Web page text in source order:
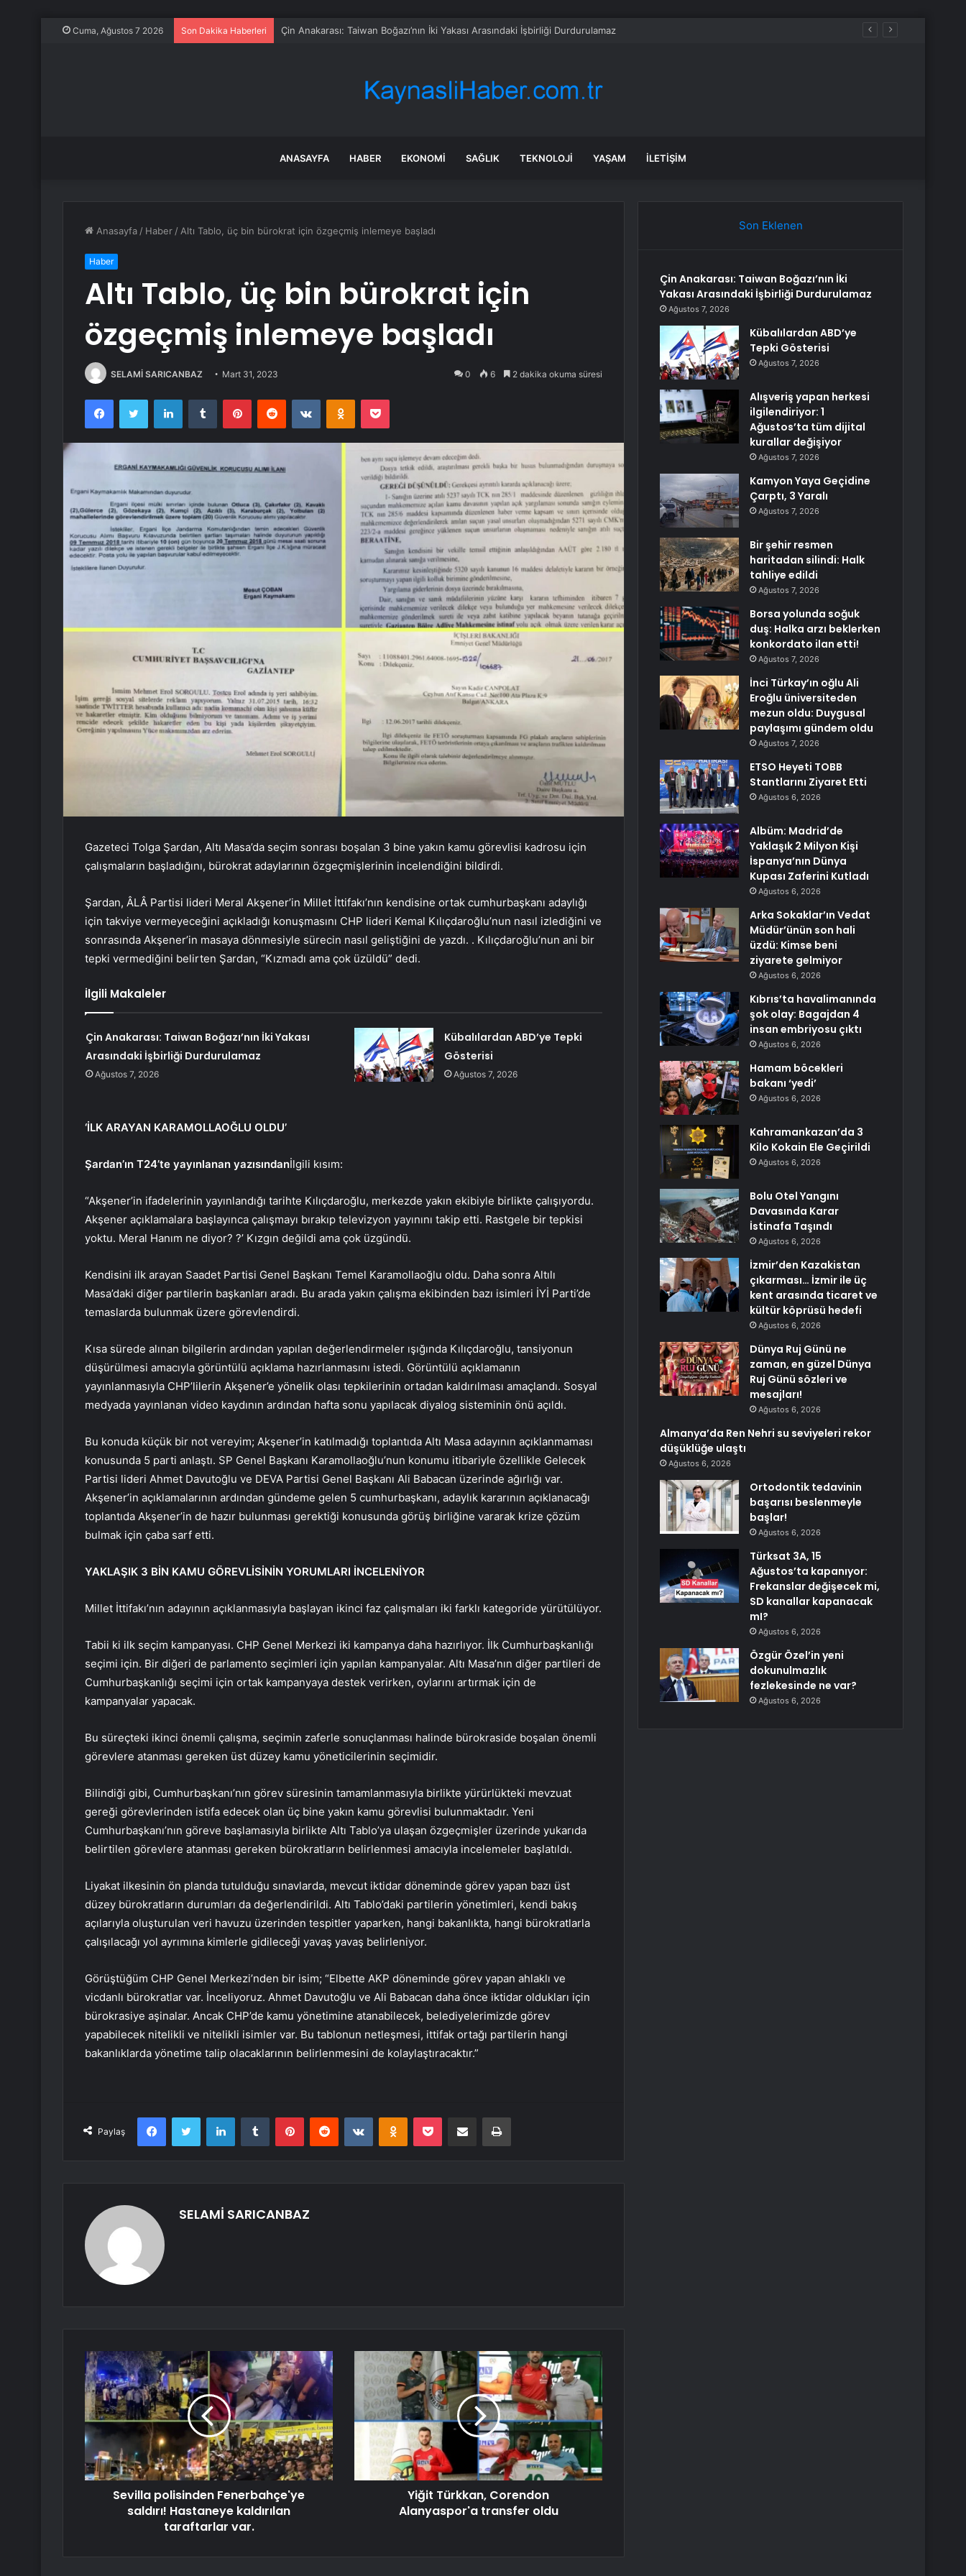
Cuma, Ağustos 7 2026 Son Dakika Haberleri Çin Anakarası: Taiwan Boğazı’nın İki Yakası Arasındaki İşbirliği Durdurulamaz
ANASAYFA HABER EKONOMI SAĞLIK TEKNOLOJI YAŞAM İLETIŞIM
Anasayfa / Haber / Altı Tablo, üç bin bürokrat için özgeçmiş inlemeye başladı
Haber
Altı Tablo, üç bin bürokrat için
özgeçmiş inlemeye başladı
SELAMİ SARICANBAZ Mart 31, 2023 0 6 2 dakika okuma süresi
FacebookTwitter LinkedInTumblr PinterestReddit VKontakteOdnoklassniki
Pocket
Gazeteci Tolga Şardan, Altı Masa’da seçim sonrası boşalan 3 bine yakın kamu görevlisi kadrosu için
çalışmaların başladığını, bürokrat adaylarının özgeçmişlerinin incelendiğini bildirdi.
Şardan, ÂLÂ Partisi lideri Meral Akşener’in Millet İttifakı’nın kendisine ortak cumhurbaşkanı adaylığı
için takviye vermeyeceğini açıkladığı konuşmasını CHP lideri Kemal Kılıçdaroğlu’nun nasıl izlediğini ve
sonrasında Akşener’in masaya dönmesiyle sürecin nasıl geliştiğini de yazdı. . Kılıçdaroğlu’nun ani bir
tepki vermediğini belirten Şardan, “Kızmadı ama çok üzüldü” dedi.
İlgili Makaleler
Çin Anakarası: Taiwan Boğazı’nın İki Yakası
Arasındaki İşbirliği Durdurulamaz
Ağustos 7, 2026
Kübalılardan ABD’ye Tepki
Gösterisi
Ağustos 7, 2026
‘İLK ARAYAN KARAMOLLAOĞLU OLDU’
Şardan’ın T24’te yayınlanan yazısındanİlgili kısım:
“Akşener’in ifadelerinin yayınlandığı tarihte Kılıçdaroğlu, merkezde yakın ekibiyle birlikte çalışıyordu.
Akşener açıklamalara başlayınca çalışmayı bırakıp televizyon yayınını takip etti. Rastgele bir tepkisi
yoktu. Meral Hanım ne diyor? ?’ Kızgın değildi ama çok üzgündü.
Kendisini ilk arayan Saadet Partisi Genel Başkanı Temel Karamollaoğlu oldu. Daha sonra Altılı
Masa’daki diğer partilerin başkanları aradı. Bu arada yakın çalışma ekibinden bazı isimleri İYİ Parti’de
temaslarda bulunmak üzere görevlendirdi.
Kısa sürede alınan bilgilerin ardından yapılan değerlendirmeler ışığında Kılıçdaroğlu, tansiyonun
düşürülmesi amacıyla görüntülü açıklama hazırlanmasını istedi. Görüntülü açıklamanın
yayınlanmasıyla CHP’lilerin Akşener’e yönelik olası tepkilerinin ortadan kaldırılması amaçlandı. Sosyal
medyada yayınlanan video kaydının ardından hafta sonu yapılacak diyalog sisteminin önü açıldı.
Bu konuda küçük bir not vereyim; Akşener’in katılmadığı toplantıda Altı Masa adayının açıklanmaması
konusunda 5 parti anlaştı. SP Genel Başkanı Karamollaoğlu’nun konumu itibariyle özellikle Gelecek
Partisi lideri Ahmet Davutoğlu ve DEVA Partisi Genel Başkanı Ali Babacan üzerinde ağırlığı var.
Akşener’in açıklamalarının ardından gündeme gelen 5 cumhurbaşkanı, adaylık kararının açıklanacağı
toplantıda Akşener’in de hazır bulunması gerektiği konusunda görüş birliğine vararak krize çözüm
bulmak için çaba sarf etti.
YAKLAŞIK 3 BİN KAMU GÖREVLİSİNİN YORUMLARI İNCELENİYOR
Millet İttifakı’nın adayının açıklanmasıyla başlayan ikinci faz çalışmaları iki farklı kategoride yürütülüyor.
Tabii ki ilk seçim kampanyası. CHP Genel Merkezi iki kampanya daha hazırlıyor. İlk Cumhurbaşkanlığı
seçimi için. Bir diğeri de parlamento seçimleri için yapılan kampanyalar. Altı Masa’nın diğer partileri de
Cumhurbaşkanlığı seçimi için ortak kampanyaya destek verirken, oylarını artırmak için de
kampanyalar yapacak.
Bu süreçteki ikinci önemli çalışma, seçimin zaferle sonuçlanması halinde bürokraside boşalan önemli
görevlere atanması gereken üst düzey kamu yöneticilerinin seçimidir.
Bilindiği gibi, Cumhurbaşkanı’nın görev süresinin tamamlanmasıyla birlikte yürürlükteki mevzuat
gereği görevlerinden istifa edecek olan üç bine yakın kamu görevlisi bulunmaktadır. Yeni
Cumhurbaşkanı’nın göreve başlamasıyla birlikte Altı Tablo’ya ulaşan özgeçmişler üzerinde yukarıda
belirtilen görevlere atanması gereken bürokratların belirlenmesi amacıyla incelemeler başlatıldı.
Liyakat ilkesinin ön planda tutulduğu sınavlarda, mevcut iktidar döneminde görev yapan bazı üst
düzey bürokratların durumları da değerlendirildi. Altı Tablo’daki partilerin yönetimleri, kendi bakış
açılarıyla oluşturulan veri havuzu üzerinden tespitler yaparken, hangi bakanlıkta, hangi bürokratlarla
çalışılacağı yol ayrımına kimlerle gidileceği yavaş yavaş belirleniyor.
Görüştüğüm CHP Genel Merkezi’nden bir isim; “Elbette AKP döneminde görev yapan ahlaklı ve
vicdanlı bürokratlar var. İnceliyoruz. Ahmet Davutoğlu ve Ali Babacan daha önce iktidar oldukları için
bürokrasiye aşinalar. Ancak CHP’de kamu yönetimine atanabilecek, belediyelerimizde görev
yapabilecek nitelikli ve nitelikli isimler var. Bu tablonun netleşmesi, ittifak ortağı partilerin hangi
bakanlıklarda yönetime talip olacaklarının belirlenmesini de kolaylaştıracaktır.”
Paylaş
FacebookTwitter LinkedInTumblr PinterestReddit VKontakteOdnoklassniki
Pocket E-Posta ile paylaş Yazdır
SELAMİ SARICANBAZ
Sevilla polisinden Fenerbahçe'ye
saldırı! Hastaneye kaldırılan
taraftarlar var.
Yiğit Türkkan, Corendon
Alanyaspor'a transfer oldu
Son Eklenen
Çin Anakarası: Taiwan Boğazı’nın İki
Yakası Arasındaki İşbirliği Durdurulamaz
Ağustos 7, 2026
Kübalılardan ABD’ye
Tepki Gösterisi
Ağustos 7, 2026
Alışveriş yapan herkesi
ilgilendiriyor: 1
Ağustos’ta tüm dijital
kurallar değişiyor
Ağustos 7, 2026
Kamyon Yaya Geçidine
Çarptı, 3 Yaralı
Ağustos 7, 2026
Bir şehir resmen
haritadan silindi: Halk
tahliye edildi
Ağustos 7, 2026
Borsa yolunda soğuk
duş: Halka arzı beklerken
konkordato ilan etti!
Ağustos 7, 2026
İnci Türkay’ın oğlu Ali
Eroğlu üniversiteden
mezun oldu: Duygusal
paylaşımı gündem oldu
Ağustos 7, 2026
ETSO Heyeti TOBB
Stantlarını Ziyaret Etti
Ağustos 6, 2026
Albüm: Madrid’de
Yaklaşık 2 Milyon Kişi
İspanya’nın Dünya
Kupası Zaferini Kutladı
Ağustos 6, 2026
Arka Sokaklar’ın Vedat
Müdür’ünün son hali
üzdü: Kimse beni
ziyarete gelmiyor
Ağustos 6, 2026
Kıbrıs’ta havalimanında
şok olay: Bagajdan 4
insan embriyosu çıktı
Ağustos 6, 2026
Hamam böcekleri
bakanı ‘yedi’
Ağustos 6, 2026
Kahramankazan’da 3
Kilo Kokain Ele Geçirildi
Ağustos 6, 2026
Bolu Otel Yangını
Davasında Karar
İstinafa Taşındı
Ağustos 6, 2026
İzmir’den Kazakistan
çıkarması… İzmir ile üç
kent arasında ticaret ve
kültür köprüsü hedefi
Ağustos 6, 2026
Dünya Ruj Günü ne
zaman, en güzel Dünya
Ruj Günü sözleri ve
mesajları!
Ağustos 6, 2026
Almanya’da Ren Nehri su seviyeleri rekor
düşüklüğe ulaştı
Ağustos 6, 2026
Ortodontik tedavinin
başarısı beslenmeyle
başlar!
Ağustos 6, 2026
Türksat 3A, 15
Ağustos’ta kapanıyor:
Frekanslar değişecek mi,
SD kanallar kapanacak
mI?
Ağustos 6, 2026
Özgür Özel’in yeni
dokunulmazlık
fezlekesinde ne var?
Ağustos 6, 2026